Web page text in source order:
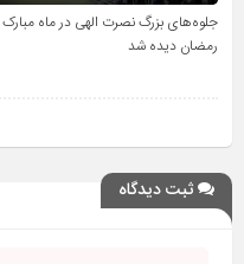
جلوه‌های بزرگ نصرت الهی در ماه مبارک
رمضان دیده شد
ثبت دیدگاه